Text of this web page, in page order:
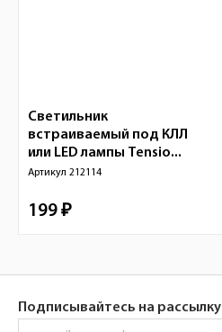
Светильник
встраиваемый под КЛЛ
или LED лампы Tensio...
Артикул 212114
199 ₽
Подписывайтесь на рассылку